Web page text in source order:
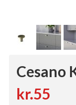
Cesano
kr.55